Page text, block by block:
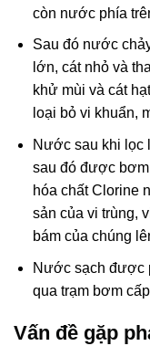
còn nước phía
Sau đó nước
lớn, cát nhỏ và
khử mùi và cát
loại bỏ vi khuẩn,
Nước sau khi lọc
sau đó được
hóa chất Clorine
sản của vi trùng,
bám của chúng
Nước sạch được
qua trạm bơm
Vấn đề gặp